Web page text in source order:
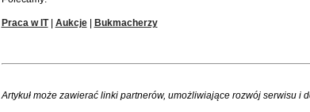
Praca w IT| Aukcje| Bukmacherzy
Artykuł może zawierać linki partnerów, umożliwiające rozwój serwisu i